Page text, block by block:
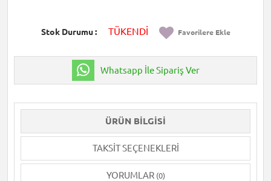
Stok Durumu TÜKENDİ Favorilere Ekle
Whatsapp İle Sipariş Ver
ÜRÜN BILGISI
TAKSIT SEÇENEKLERI
YORUMLAR (0)